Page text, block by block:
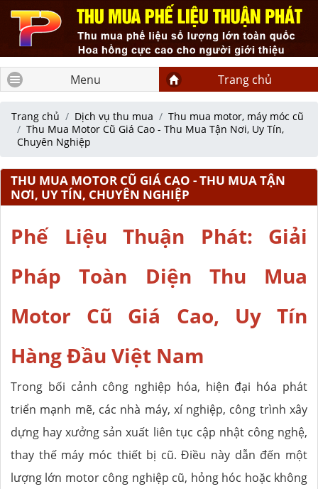
Menu Trang chủ
Trang chủ Dịch vụ thu mua
Thu mua motor, máy móc cũ
Thu Mua Motor Cũ Giá Cao - Thu Mua Tận Nơi, Uy Tín,
Chuyên Nghiệp
THU MUA MOTOR CŨ GIÁ CAO - THU MUA TẬN
NƠI, UY TÍN, CHUYÊN NGHIỆP
Phế Liệu Thuận Phát: Giải
Pháp Toàn Diện Thu Mua
Motor Cũ Giá Cao, Uy Tín
Hàng Đầu Việt Nam
Trong bối cảnh công nghiệp hóa, hiện đại hóa phát
triển mạnh mẽ, các nhà máy, xí nghiệp, công trình xây
dựng hay xưởng sản xuất liên tục cập nhật công nghệ,
thay thế máy móc thiết bị cũ. Điều này dẫn đến một
lượng lớn motor công nghiệp cũ, hỏng hóc hoặc không